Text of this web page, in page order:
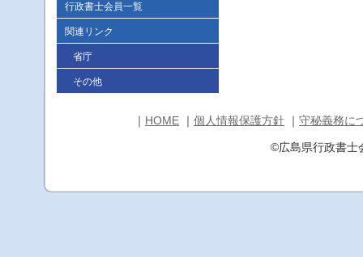
行政書士会員一覧
関連リンク
省庁
その他
｜ HOME ｜ 個人情報保護方針 ｜ 守秘義務に
©広島県行政書